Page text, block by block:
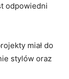
⁤odpowiedni
miał do
stylów oraz